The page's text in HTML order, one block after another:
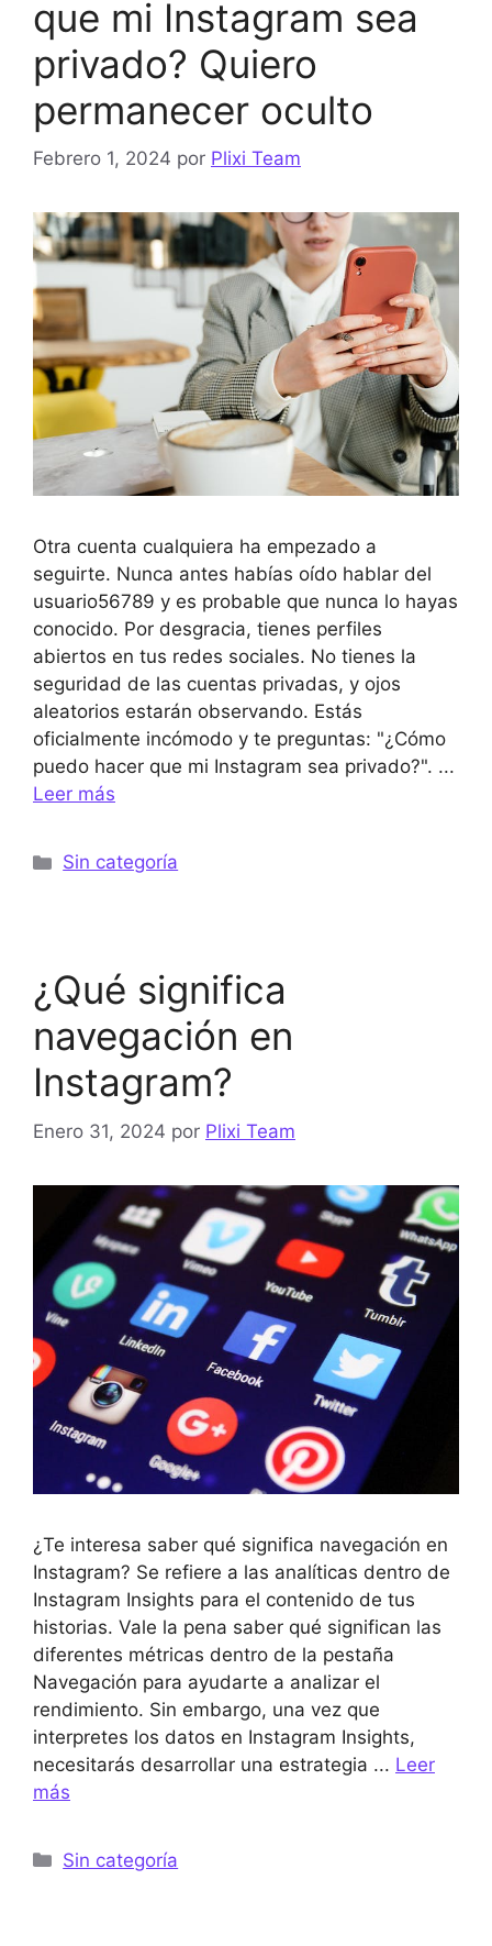
que mi Instagram sea
privado? Quiero
permanecer oculto
Febrero 1, 2024 por Plixi Team
Otra cuenta cualquiera ha empezado a
seguirte. Nunca antes habías oído hablar del
usuario56789 y es probable que nunca lo hayas
conocido. Por desgracia, tienes perfiles
abiertos en tus redes sociales. No tienes la
seguridad de las cuentas privadas, y ojos
aleatorios estarán observando. Estás
oficialmente incómodo y te preguntas: "¿Cómo
puedo hacer que mi Instagram sea privado?". ...
Leer más
Categorías
Sin categoría
¿Qué significa
navegación en
Instagram?
Enero 31, 2024 por Plixi Team
¿Te interesa saber qué significa navegación en
Instagram? Se refiere a las analíticas dentro de
Instagram Insights para el contenido de tus
historias. Vale la pena saber qué significan las
diferentes métricas dentro de la pestaña
Navegación para ayudarte a analizar el
rendimiento. Sin embargo, una vez que
interpretes los datos en Instagram Insights,
necesitarás desarrollar una estrategia ... Leer
más
Categorías
Sin categoría